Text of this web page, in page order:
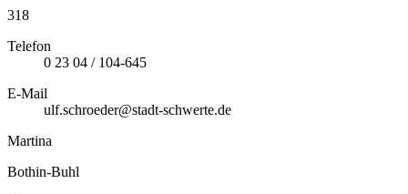
318
Telefon
0 23 04 / 104-645
E-Mail
ulf.schroeder@stadt-schwerte.de
Martina
Bothin-Buhl